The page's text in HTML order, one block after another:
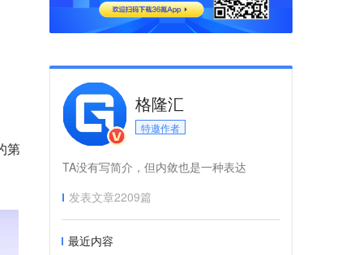
第
格隆汇
特邀作者
TA没有写简介，但内敛也是一种表达
发表文章2209篇
最近内容